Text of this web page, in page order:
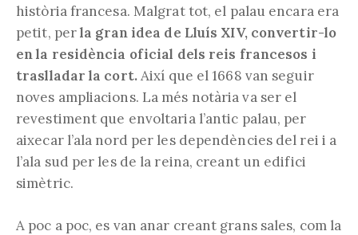
història francesa. Malgrat tot, el palau encara era
petit, perla gran idea de Lluís XIV, convertir-lo
en la residència oficial dels reis francesos i
traslladar la cort.Així que el 1668 van seguir
noves ampliacions. La més notària va ser el
revestiment que envoltaria l’antic palau, per
aixecar l’ala nord per les dependències del rei i a
l’ala sud per les de la reina, creant un edifici
simètric.
A poc a poc, es van anar creant grans sales, com la